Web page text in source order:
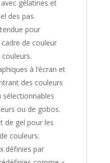
gélatines et
des pas.
pour
cadre de couleur
à l’écran et
des couleurs
ou de gobos.
de gel pour les
couleurs.
définies par